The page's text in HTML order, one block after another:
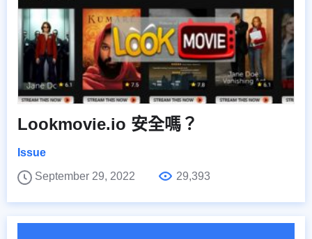
Lookmovie.io 安全嗎？
Issue
September 29, 2022
29,393